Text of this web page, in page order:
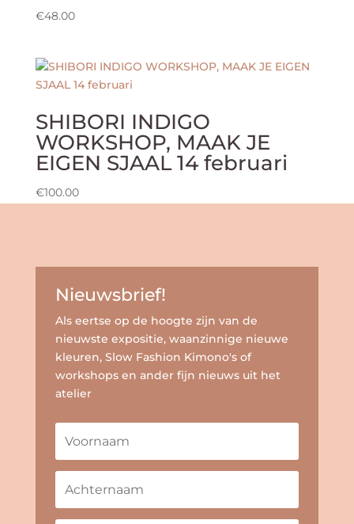
€48.00
SHIBORI INDIGO
WORKSHOP, MAAK JE
EIGEN SJAAL 14 februari
€100.00
Nieuwsbrief!
Als eertse op de hoogte zijn van de
nieuwste expositie, waanzinnige nieuwe
kleuren, Slow Fashion Kimono's of
workshops en ander fijn nieuws uit het
atelier